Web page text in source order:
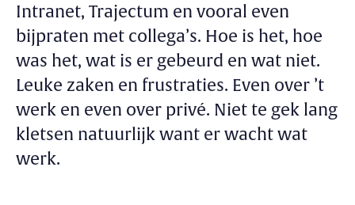
Intranet, Trajectum en vooral even
bijpraten met collega’s. Hoe is het, hoe
was het, wat is er gebeurd en wat niet.
Leuke zaken en frustraties. Even over ’t
werk en even over privé. Niet te gek lang
kletsen natuurlijk want er wacht wat
werk.